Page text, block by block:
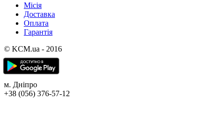
Місія
Доставка
Оплата
Гарантія
© KCM.ua - 2016
м. Дніпро
+38 (056) 376-57-12